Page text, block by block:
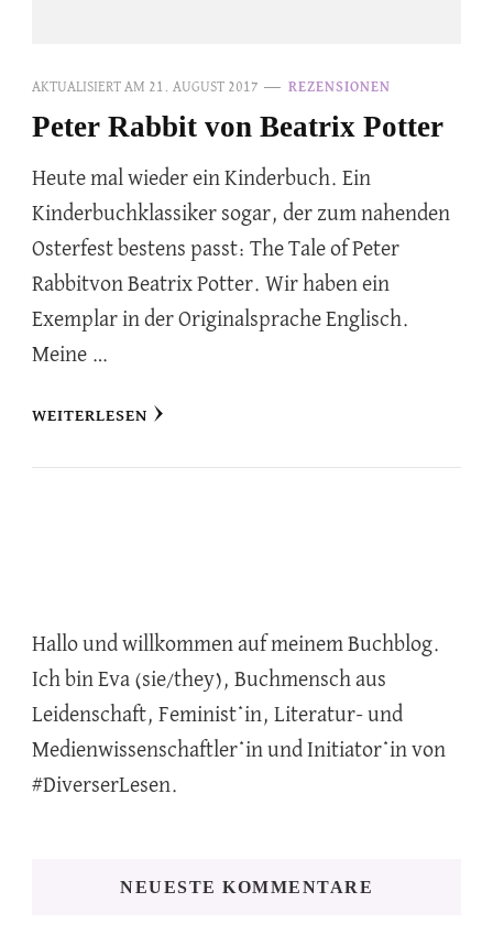
AKTUALISIERT AM 21. AUGUST 2017 REZENSIONEN
Peter Rabbit von Beatrix Potter
Heute mal wieder ein Kinderbuch. Ein
Kinderbuchklassiker sogar, der zum nahenden
Osterfest bestens passt: The Tale of Peter
Rabbitvon Beatrix Potter. Wir haben ein
Exemplar in der Originalsprache Englisch.
Meine …
WEITERLESEN
Hallo und willkommen auf meinem Buchblog.
Ich bin Eva (sie/they), Buchmensch aus
Leidenschaft, Feminist*in, Literatur- und
Medienwissenschaftler*in und Initiator*in von
#DiverserLesen.
NEUESTE KOMMENTARE